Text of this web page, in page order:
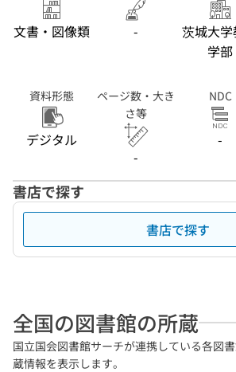
文書・図像類 -
茨城大学
学部
資料形態
デジタル
ページ数・大き
さ等
-
NDC
-
書店で探す
書店で探す
全国の図書館の所蔵
国立国会図書館サーチが連携している各図
蔵情報を表示します。